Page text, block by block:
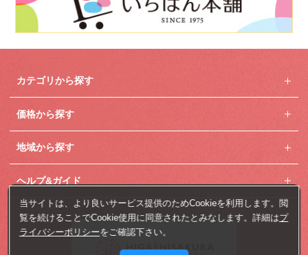
カテゴリから探す
価格から探す
地域から探す
ヘルプ&ガイド
当サイトは、より良いサービス提供のためCookieを利用します。閲
覧を続けることでCookie使用に同意されたとみなします。詳細はプ
ライバシーポリシーをご確認下さい。